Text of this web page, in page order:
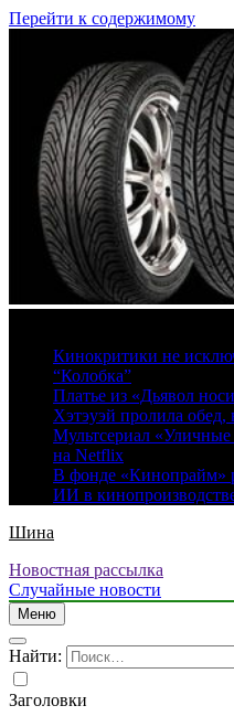
Перейти к содержимому
Кинокритики не
“Колобка”
Платье из «Дьявол
Хэтэуэй пролила обед,
Мультсериал
на Netflix
В фонде «Кинопрайм»
ИИ в
Шина
Новостная рассылка
Случайные новости
Меню
Найти:
Заголовки